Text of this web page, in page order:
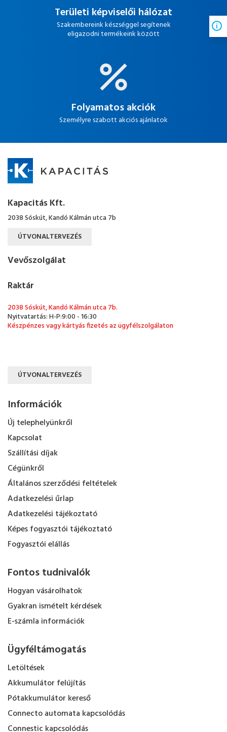
Területi képviselői hálózat
Szakembereink készséggel segítenek
eligazodni termékeink között
Folyamatos akciók
Személyre szabott akciós ajánlatok
Kapacitás Kft.
2038 Sóskút, Kandó Kálmán utca 7b
ÚTVONALTERVEZÉS
Vevőszolgálat
Raktár
2038 Sóskút, Kandó Kálmán utca 7b.
Nyitvatartás: H-P:9:00 - 16:30
Készpénzes vagy kártyás fizetés az ügyfélszolgálaton
ÚTVONALTERVEZÉS
Információk
Új telephelyünkről
Kapcsolat
Szállítási díjak
Cégünkről
Általános szerződési feltételek
Adatkezelési űrlap
Adatkezelési tájékoztató
Képes fogyasztói tájékoztató
Fogyasztói elállás
Fontos tudnivalók
Hogyan vásárolhatok
Gyakran ismételt kérdések
E-számla információk
Ügyféltámogatás
Letöltések
Akkumulátor felújítás
Pótakkumulátor kereső
Connecto automata kapcsolódás
Connestic kapcsolódás